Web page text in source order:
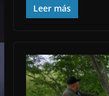
Leer más